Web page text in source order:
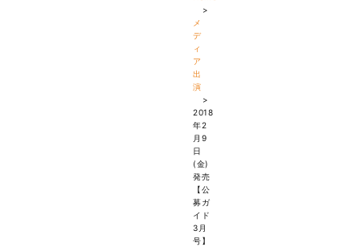
>
メ
デ
ィ
ア
出
演
>
2018
年2
月9
日
(金)
発売
【公
募ガ
イド
3月
号】